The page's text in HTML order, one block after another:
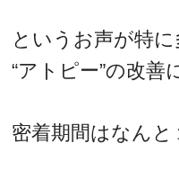
というお声が特に
“アトピー”の改善
密着期間はなんと